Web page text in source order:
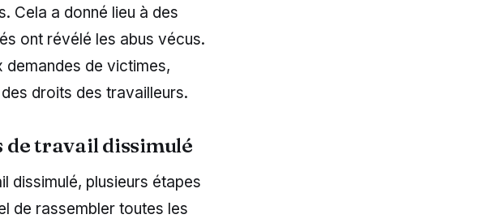
Cela a donné lieu à des
ont révélé les abus vécus.
demandes de victimes,
droits des travailleurs.
de travail dissimulé
dissimulé, plusieurs étapes
de rassembler toutes les